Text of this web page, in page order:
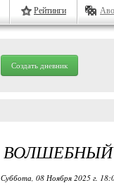
Рейтинги
Создать дневник
Суббота, 08 Ноября 2025 г.